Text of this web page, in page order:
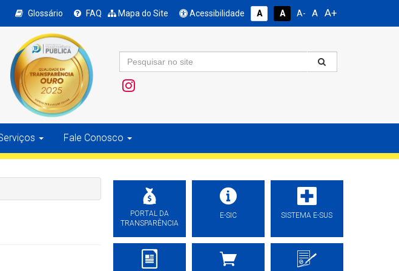
Glossário FAQ Mapa do Site Acessibilidade A A A- A A+
Fale Conosco
PORTAL DA
TRANSPARÊNCIA
E-SIC SISTEMA E-SUS